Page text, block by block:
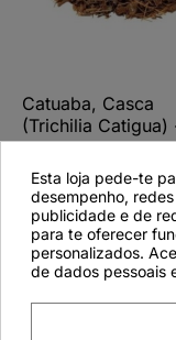
Catuaba, Casca
(Trichilia Catigua)
Ver detalhes
Esta loja pede-te
desempenho,
publicidade e de
para te oferecer
personalizados.
de dados pessoais